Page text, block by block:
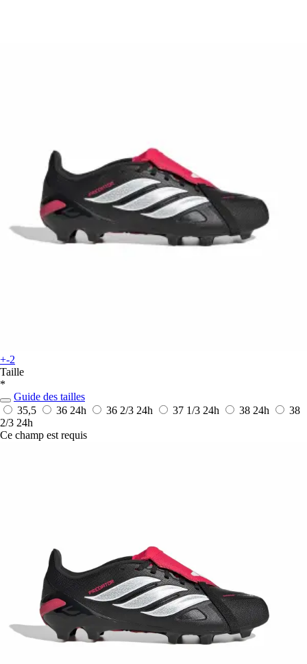
+-2
Taille
*
Guide des tailles
35,5
36 24h 36 2/3 24h 37 1/3 24h 38 24h
38
2/3 24h
Ce champ est requis